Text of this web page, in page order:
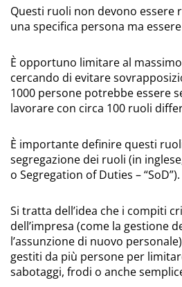
Questi ruoli non devono essere
una specifica persona ma
È opportuno limitare al
cercando di evitare
1000 persone potrebbe essere
lavorare con circa 100 ruoli
È importante definire questi
segregazione dei ruoli (in
o Segregation of Duties – “SoD”).
Si tratta dell’idea che i compiti
dell’impresa (come la gestione
l’assunzione di nuovo
gestiti da più persone per
sabotaggi, frodi o anche